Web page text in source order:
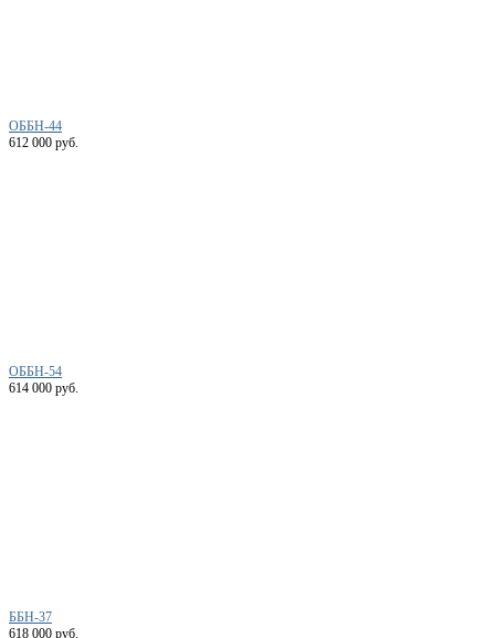
ОББН-44
612 000 руб.
ОББН-54
614 000 руб.
ББН-37
618 000 руб.